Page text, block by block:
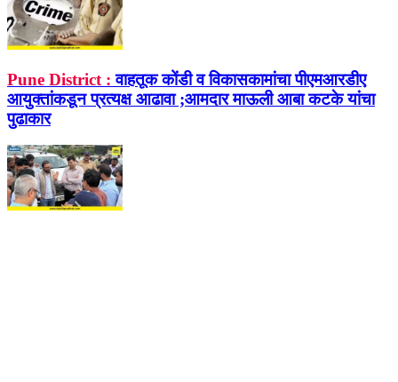
Pune District : वाहतूक कोंडी व विकासकामांचा पीएमआरडीए
आयुक्तांकडून प्रत्यक्ष आढावा ;आमदार माऊली आबा कटके यांचा
पुढाकार